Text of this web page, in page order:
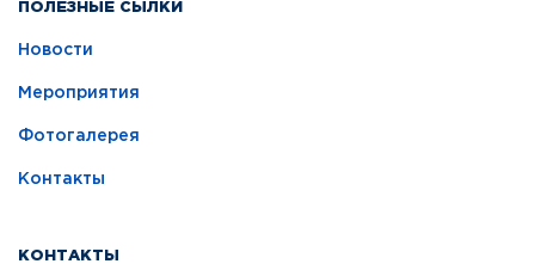
ПОЛЕЗНЫЕ СЫЛКИ
Новости
Мероприятия
Фотогалерея
Контакты
КОНТАКТЫ